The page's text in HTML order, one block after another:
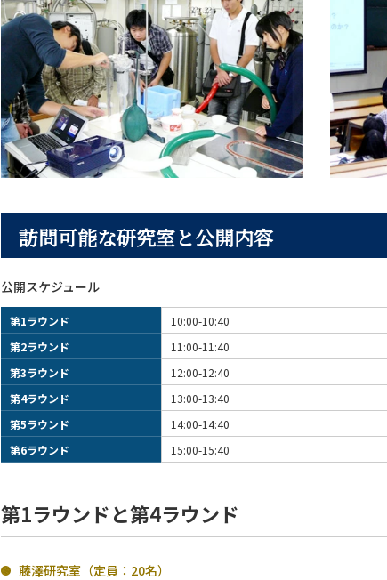
訪問可能な研究室と公開内容
公開スケジュール
第1ラウンド
10:00-10:40
第2ラウンド
11:00-11:40
第3ラウンド
12:00-12:40
第4ラウンド
13:00-13:40
第5ラウンド
14:00-14:40
第6ラウンド
15:00-15:40
第1ラウンドと第4ラウンド
藤澤研究室（定員：20名）